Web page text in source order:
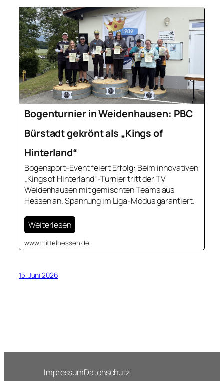
Bogenturnier in Weidenhausen: PBC
Bürstadt gekrönt als „Kings of
Hinterland“
Bogensport-Event feiert Erfolg: Beim innovativen
„Kings of Hinterland“-Turnier tritt der TV
Weidenhausen mit gemischten Teams aus
Hessen an. Spannung im Liga-Modus garantiert.
Weiterlesen
www.mittelhessen.de
15. Juni 2026
ImpressumDatenschutz